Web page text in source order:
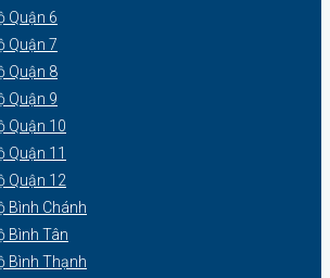
Quận 6
Quận 7
Quận 8
Quận 9
Quận 10
Quận 11
Quận 12
Bình Chánh
Bình Tân
Bình Thạnh